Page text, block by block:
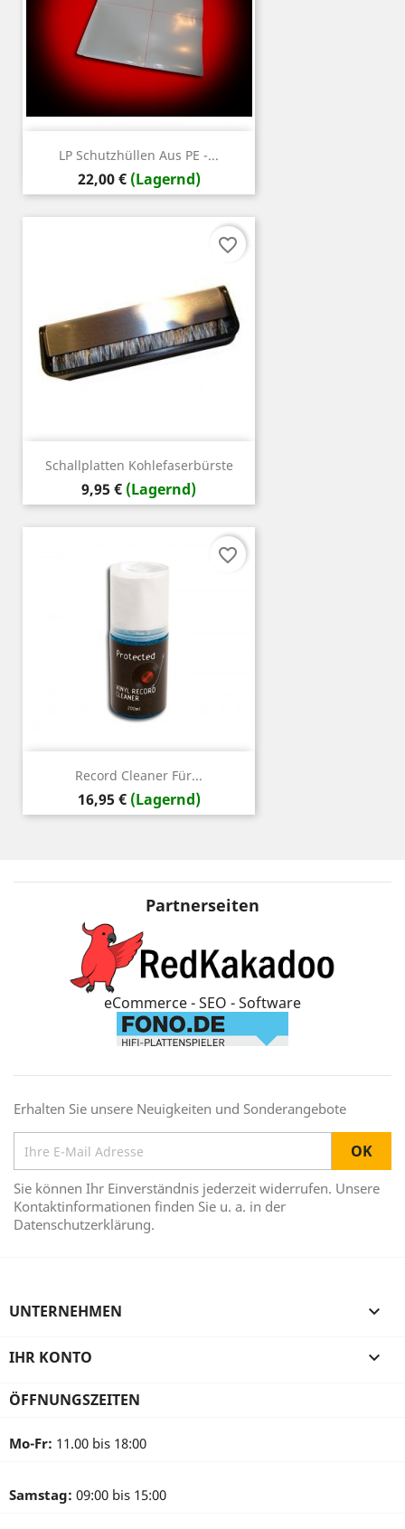
LP Schutzhüllen Aus PE -...
Preis
22,00 € (Lagernd)
Schallplatten Kohlefaserbürste
Preis
9,95 € (Lagernd)
favorite_border
Record Cleaner Für...
Preis
16,95 € (Lagernd)
favorite_border
Partnerseiten
eCommerce - SEO - Software
Erhalten Sie unsere Neuigkeiten und Sonderangebote
Sie können Ihr Einverständnis jederzeit widerrufen. Unsere
Kontaktinformationen finden Sie u. a. in der
Datenschutzerklärung.
UNTERNEHMEN 
IHR KONTO 
ÖFFNUNGSZEITEN
Mo-Fr: 11.00 bis 18:00
Samstag: 09:00 bis 15:00